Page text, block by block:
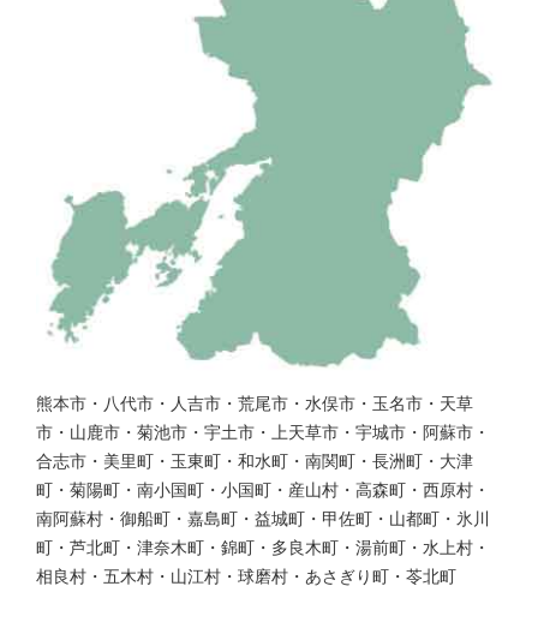
熊本市・八代市・人吉市・荒尾市・水俣市・玉名市・天草
市・山鹿市・菊池市・宇土市・上天草市・宇城市・阿蘇市・
合志市・美里町・玉東町・和水町・南関町・長洲町・大津
町・菊陽町・南小国町・小国町・産山村・高森町・西原村・
南阿蘇村・御船町・嘉島町・益城町・甲佐町・山都町・氷川
町・芦北町・津奈木町・錦町・多良木町・湯前町・水上村・
相良村・五木村・山江村・球磨村・あさぎり町・苓北町